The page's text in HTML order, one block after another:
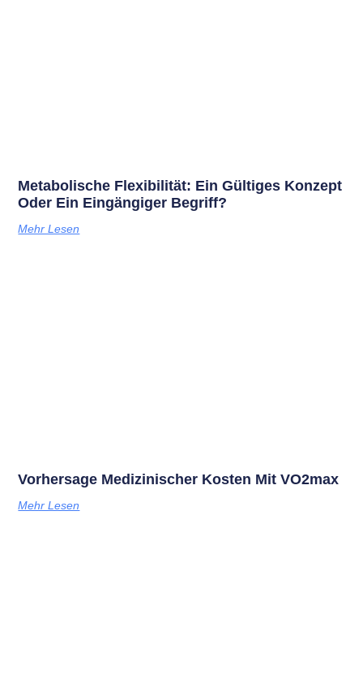
Metabolische Flexibilität: Ein Gültiges Konzept
Oder Ein Eingängiger Begriff?
Mehr Lesen
Vorhersage Medizinischer Kosten Mit VO2max
Mehr Lesen